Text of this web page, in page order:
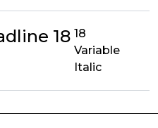
18 18
Variable
Italic